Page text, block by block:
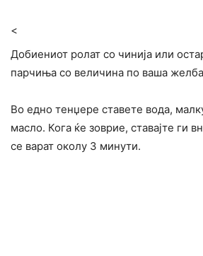
<
Добиениот ролат со чинија или
парчиња со величина по ваша
Во едно тенџере ставете вода,
масло. Кога ќе зоврие, ставајте ги
се варат околу 3 минути.